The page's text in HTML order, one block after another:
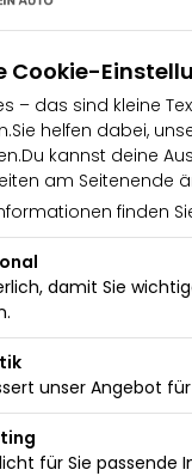
Cookie-
– das sind kleine
helfen dabei,
kannst deine
am Seitenende
finden
damit Sie
unser Angebot für
für Sie passende
Funtkion
Notbremsassistent
Media" mit
Volkswagen Media
Fr. 08:00-18:00 Uhr,
über günstige
Fahrzeug in
www.auto-